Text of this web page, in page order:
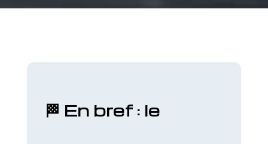
🏁 En bref : le